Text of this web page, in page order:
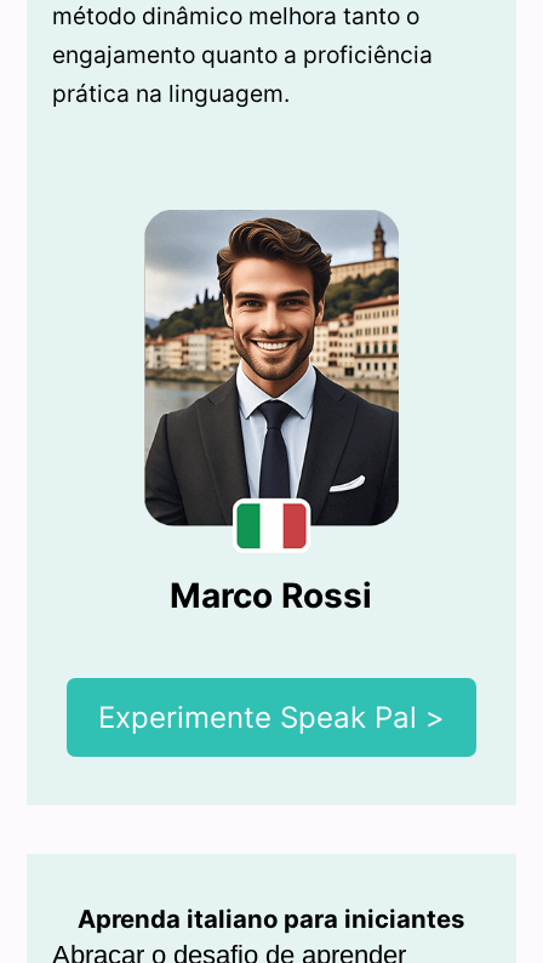
método dinâmico melhora tanto o
engajamento quanto a proficiência
prática na linguagem.
Marco Rossi
Experimente Speak Pal >
Aprenda italiano para iniciantes
Abraçar o desafio de aprender